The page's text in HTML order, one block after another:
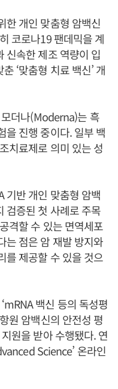
한 개인 맞춤형 암백신
코로나19 팬데믹을 계
신속한 제조 역량이 입
‘맞춤형 치료 백신’ 개
더나(Moderna)는 흑
을 진행 중이다. 일부 백
치료제로 의미 있는 성
기반 개인 맞춤형 암백
검증된 첫 사례로 주목
격할 수 있는 면역세포
는 점은 암 재발 방지와
를 제공할 수 있을 것으
백신 등의 독성평
원 암백신의 안전성 평
원을 받아 수행됐다. 연
Science’ 온라인